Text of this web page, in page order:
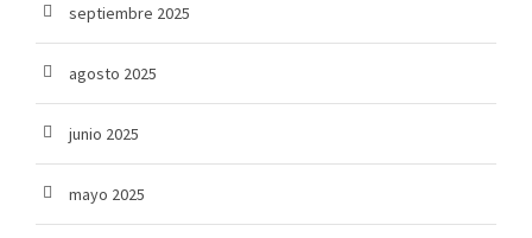
septiembre 2025
agosto 2025
junio 2025
mayo 2025